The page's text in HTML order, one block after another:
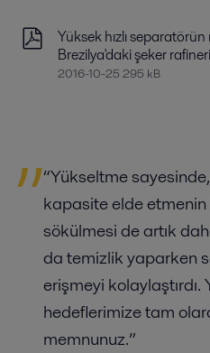
Yüksek hızlı
Brezilya'daki şeker
2016-10-25 295 kB
“Yükseltme
kapasite elde etmenin
sökülmesi de artık
da temizlik yaparken
erişmeyi
hedeflerimize tam
memnunuz.”